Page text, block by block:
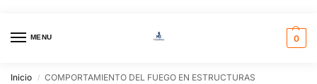
MENU 0
Inicio / COMPORTAMIENTO DEL FUEGO EN ESTRUCTURAS